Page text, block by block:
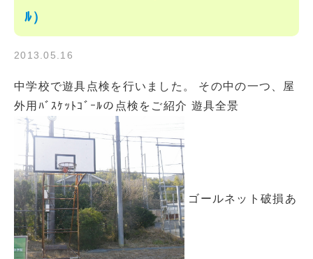
ﾙ）
2013.05.16
中学校で遊具点検を行いました。 その中の一つ、屋
外用ﾊﾞｽｹｯﾄｺﾞｰﾙの点検をご紹介 遊具全景
ゴールネット破損あ